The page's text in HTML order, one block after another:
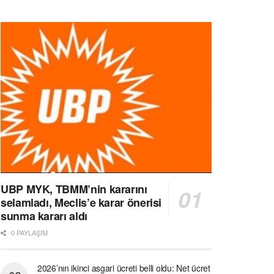
UBP MYK, TBMM’nin kararını
selamladı, Meclis’e karar önerisi
sunma kararı aldı
0 PAYLAŞIM
2026’nın ikinci asgari ücreti belli oldu: Net ücret